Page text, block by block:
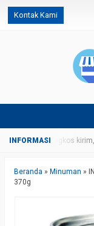
Kontak Kami
harga dan ongkos
Beranda » Minuman »
370g